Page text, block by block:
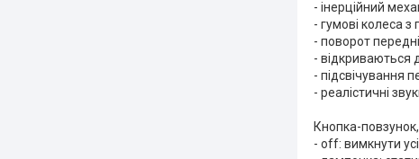
- інерційний
- гумові колеса
- поворот
- відкриваються
- підсвічування
- реалістичні
Кнопка-
- off: вимкнути